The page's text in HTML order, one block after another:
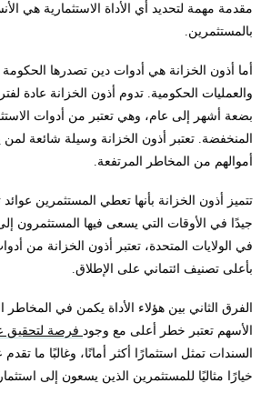
مقدمة مهمة لتحديد أي الأداة الاستثمارية هي
بالمستثمرين.
أما أذون الخزانة هي أدوات دين تصدرها الحكومة
والعمليات الحكومية. تدوم أذون الخزانة عادة
بضعة أشهر إلى عام، وهي تعتبر من أدوات
المنخفضة. تعتبر أذون الخزانة وسيلة شائعة
أموالهم من المخاطر المرتفعة.
تتميز أذون الخزانة بأنها تعطي المستثمرين عوائد
جيدًا في الأوقات التي يسعى فيها المستثمرون
في الولايات المتحدة، تعتبر أذون الخزانة من
بأعلى تصنيف ائتماني على الإطلاق.
الفرق الثاني بين هؤلاء الأداة يكمن في المخاطر
الأسهم تعتبر خطر أعلى مع وجود فرصة لتحقيق
السندات تمثل استثمارًا أكثر أمانًا، وغالبًا ما تقدم
خيارًا مثاليًا للمستثمرين الذين يسعون إلى